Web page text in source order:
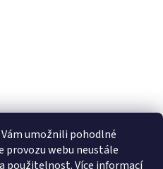
umožnili pohodlné
provozu webu neustále
použitelnost.Více informací